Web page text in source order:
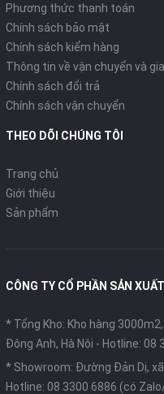
Phương thức thanh toán
Chính sách bảo mật
Chính sách kiểm hàng
Thông tin về vận chuyển và
Chính sách đổi trả
Chính sách vận chuyển
THEO DÕI CHÚNG TÔI
Trang chủ
Giới thiệu
Sản phẩm
CÔNG TY CỔ PHẦN SẢN
* Tổng Kho: Kho hàng
Đông Anh, Hà Nội - Hotline: 08
* Showroom: Đường Đản Dị,
Hotline: 08 3300 6886 (có